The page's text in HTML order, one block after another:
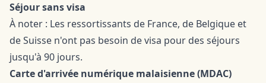
Séjour sans visa
À noter : Les ressortissants de France, de Belgique et
de Suisse n'ont pas besoin de visa pour des séjours
jusqu'à 90 jours.
Carte d'arrivée numérique malaisienne (MDAC)